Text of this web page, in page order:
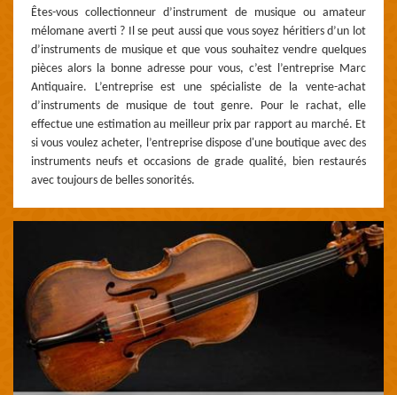
Êtes-vous collectionneur d’instrument de musique ou amateur
mélomane averti ? Il se peut aussi que vous soyez héritiers d’un lot
d’instruments de musique et que vous souhaitez vendre quelques
pièces alors la bonne adresse pour vous, c’est l’entreprise Marc
Antiquaire. L’entreprise est une spécialiste de la vente-achat
d’instruments de musique de tout genre. Pour le rachat, elle
effectue une estimation au meilleur prix par rapport au marché. Et
si vous voulez acheter, l’entreprise dispose d'une boutique avec des
instruments neufs et occasions de grade qualité, bien restaurés
avec toujours de belles sonorités.